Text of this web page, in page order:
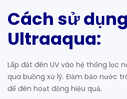
Cách sử
Ultraaqua:
Lắp đặt đèn UV vào hệ thống lọc
qua buồng xử lý. Đảm bảo nước
để đèn hoạt động hiệu quả.